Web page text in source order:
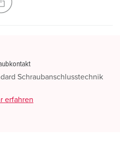
Schraubanschlusstechnik
erfahren